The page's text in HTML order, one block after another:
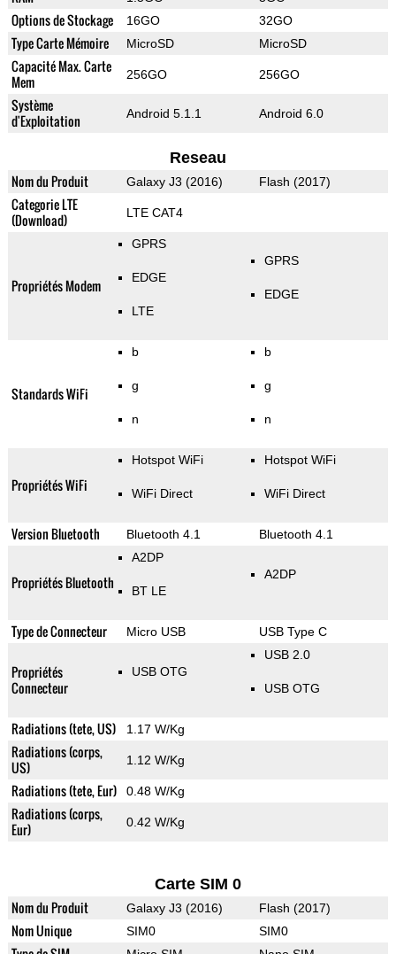
Options de Stockage 16GO 32GO
Type Carte Mémoire MicroSD MicroSD
Capacité Max. Carte
Mem
256GO 256GO
Système
d'Exploitation
Android 5.1.1 Android 6.0
Reseau
Nom du Produit Galaxy J3 (2016) Flash (2017)
Categorie LTE
(Download)
LTE CAT4
Propriétés Modem
GPRS
EDGE
LTE
GPRS
EDGE
Standards WiFi
b
g
n
b
g
n
Propriétés WiFi
Hotspot WiFi
WiFi Direct
Hotspot WiFi
WiFi Direct
Version Bluetooth Bluetooth 4.1 Bluetooth 4.1
Propriétés Bluetooth
A2DP
BT LE
A2DP
Type de Connecteur Micro USB USB Type C
Propriétés
Connecteur
USB OTG
USB 2.0
USB OTG
Radiations (tete, US) 1.17 W/Kg
Radiations (corps,
US)
1.12 W/Kg
Radiations (tete, Eur) 0.48 W/Kg
Radiations (corps,
Eur)
0.42 W/Kg
Carte SIM 0
Nom du Produit Galaxy J3 (2016) Flash (2017)
Nom Unique SIM0 SIM0